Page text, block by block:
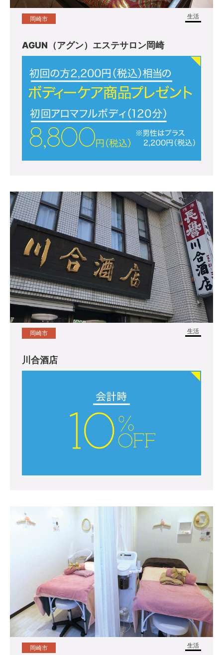
生活
岡崎市
AGUN（アグン）エステサロン岡崎
生活
岡崎市
川合酒店
生活
岡崎市